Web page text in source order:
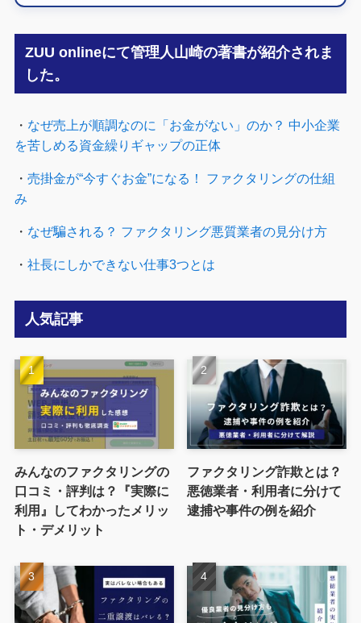
ZUU onlineにて管理人山崎の著書が紹介されま
した。
・ なぜ売上が順調なのに「お金がない」のか？ 中小企業
を苦しめる資金繰りギャップの正体
・ 売掛金が“今すぐお金”になる！ ファクタリングの仕組
み
・ なぜ騙される？ ファクタリング悪質業者の見分け方
・ 社長にしかできない仕事3つとは
人気記事
みんなのファクタリングの
口コミ・評判は？『実際に
利用』してわかったメリッ
ト・デメリット
ファクタリング詐欺とは？
悪徳業者・利用者に分けて
逮捕や事件の例を紹介